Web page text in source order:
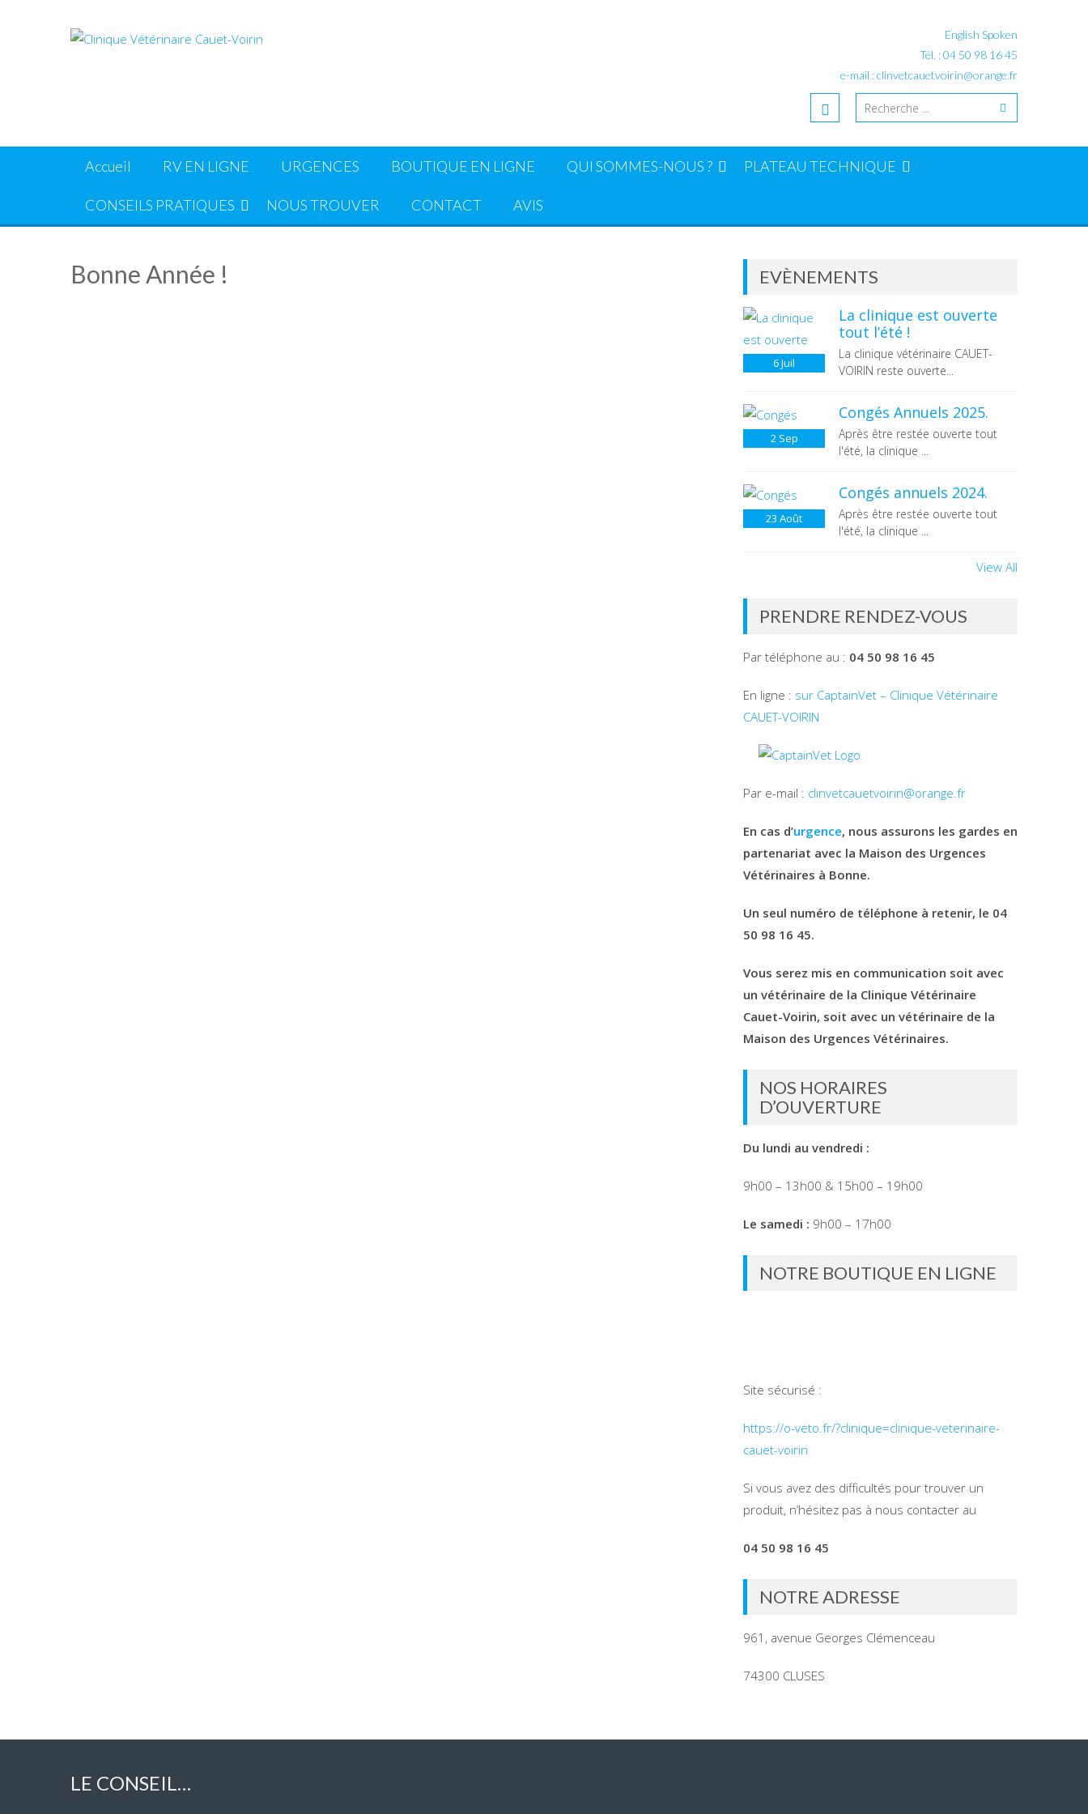
English Spoken
Tél. : 04 50 98 16 45
e-mail : clinvetcauetvoirin@orange.fr
Accueil RV EN LIGNE URGENCES BOUTIQUE EN LIGNE QUI SOMMES-NOUS ? PLATEAU TECHNIQUE
CONSEILS PRATIQUES NOUS TROUVER CONTACT AVIS
Bonne Année ! EVÈNEMENTS
6Juil
La clinique est ouverte
tout l’été !
La clinique vétérinaire CAUET-
VOIRIN reste ouverte...
2 Sep
Congés Annuels 2025.
Après être restée ouverte tout
l'été, la clinique ...
23 Août
Congés annuels 2024.
Après être restée ouverte tout
l'été, la clinique ...
View All
PRENDRE RENDEZ-VOUS
Par téléphone au : 04 50 98 16 45
En ligne : sur CaptainVet – Clinique Vétérinaire
CAUET-VOIRIN
Par e-mail : clinvetcauetvoirin@orange.fr
En cas d’urgence, nous assurons les gardes en
partenariat avec la Maison des Urgences
Vétérinaires à Bonne.
Un seul numéro de téléphone à retenir, le 04
50 98 16 45.
Vous serez mis en communication soit avec
un vétérinaire de la Clinique Vétérinaire
Cauet-Voirin, soit avec un vétérinaire de la
Maison des Urgences Vétérinaires.
NOS HORAIRES
D’OUVERTURE
Du lundi au vendredi :
9h00 – 13h00 & 15h00 – 19h00
Le samedi : 9h00 – 17h00
NOTRE BOUTIQUE EN LIGNE
Site sécurisé :
https://o-veto.fr/?clinique=clinique-veterinaire-
cauet-voirin
Si vous avez des difficultés pour trouver un
produit, n’hésitez pas à nous contacter au
04 50 98 16 45
NOTRE ADRESSE
961, avenue Georges Clémenceau
74300 CLUSES
LE CONSEIL…